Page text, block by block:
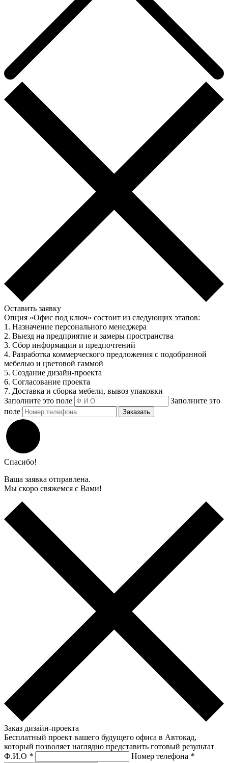
Оставить заявку
Опция «Офис под ключ» состоит из следующих этапов:
1. Назначение персонального менеджера
2. Выезд на предприятие и замеры пространства
3. Сбор информации и предпочтений
4. Разработка коммерческого предложения с подобранной
мебелью и цветовой гаммой
5. Создание дизайн-проекта
6. Согласование проекта
7. Доставка и сборка мебели, вывоз упаковки
Заполните это поле
Заполните это
поле
Заказать
Спасибо!
Ваша заявка отправлена.
Мы скоро свяжемся с Вами!
Заказ дизайн-проекта
Бесплатный проект вашего будущего офиса в Автокад,
который позволяет наглядно представить готовый результат
Ф.И.О * Номер телефона *